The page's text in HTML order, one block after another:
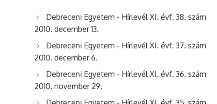
DEBRECENI
EGYETEM
Debreceni Egyetem - Hírlevél XI. évf. 38. szám
2010. december 13.
Debreceni Egyetem - Hírlevél XI. évf. 37. szám
2010. december 6.
Debreceni Egyetem - Hírlevél XI. évf. 36. szám
2010. november 29.